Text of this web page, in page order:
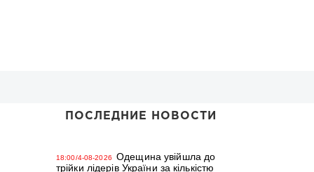
ПОСЛЕДНИЕ НОВОСТИ
18:00/4-08-2026
Одещина увійшла до
трійки лідерів України за кількістю